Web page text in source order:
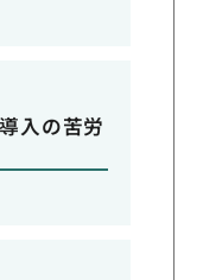
入の苦労